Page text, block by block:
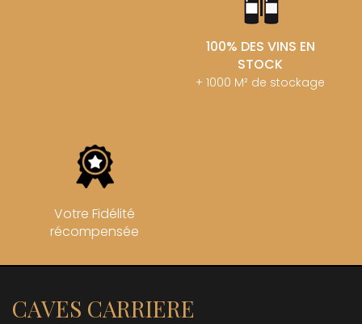
100% DES VINS EN
STOCK
+ 1000 M² de stockage
Votre Fidélité
récompensée
CAVES CARRIERE